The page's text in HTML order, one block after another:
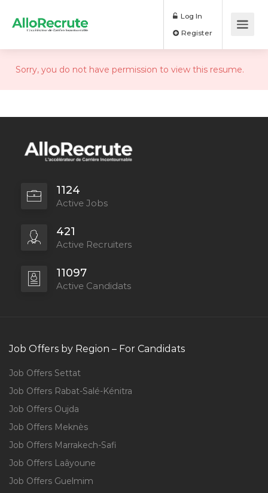
Log In
Sorry, you do not have permission to view this resume.
1124
Active Jobs
421
Active Recruiters
11097
Active Candidats
Job Offers by Region – For Candidats
Job Offers Settat
Job Offers Rabat-Salé-Kénitra
Job Offers Oujda
Job Offers Meknès
Job Offers Marrakech-Safi
Job Offers Laâyoune
Job Offers Guelmim